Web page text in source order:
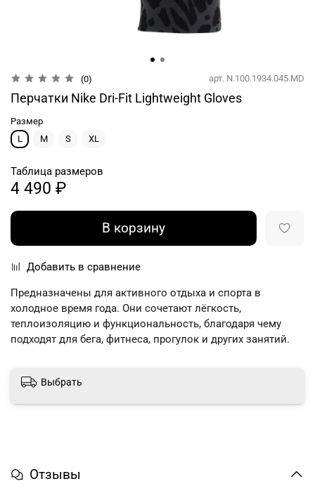
(0) арт. N.100.1934.045.MD
Перчатки Nike Dri-Fit Lightweight Gloves
Размер
L
M S XL
Таблица размеров
4 490 ₽
В корзину
Добавить в сравнение
Предназначены для активного отдыха и спорта в
холодное время года. Они сочетают лёгкость,
теплоизоляцию и функциональность, благодаря чему
подходят для бега, фитнеса, прогулок и других занятий.
Выбрать
Отзывы